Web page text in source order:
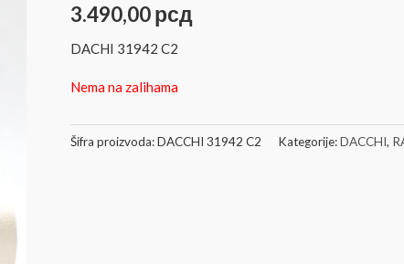
3.490,00рсд
DACHI 31942 C2
Nema na zalihama
Šifra proizvoda:DACCHI 31942 C2 Kategorije:DACCHI,